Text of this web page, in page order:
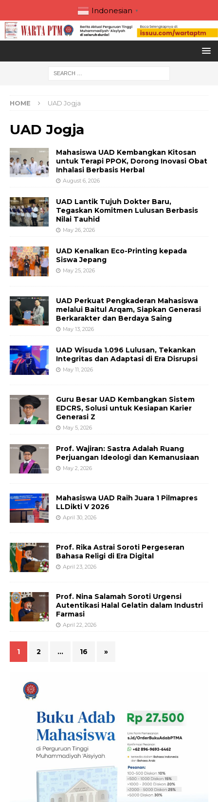
Indonesian ▼
HOME UAD Jogja
UAD Jogja
Mahasiswa UAD Kembangkan Kitosan
untuk Terapi PPOK, Dorong Inovasi Obat
Inhalasi Berbasis Herbal
August 6, 2026
UAD Lantik Tujuh Dokter Baru,
Tegaskan Komitmen Lulusan Berbasis
Nilai Tauhid
May 26, 2026
UAD Kenalkan Eco-Printing kepada
Siswa Jepang
May 25, 2026
UAD Perkuat Pengkaderan Mahasiswa
melalui Baitul Arqam, Siapkan Generasi
Berkarakter dan Berdaya Saing
May 13, 2026
UAD Wisuda 1.096 Lulusan, Tekankan
Integritas dan Adaptasi di Era Disrupsi
May 11, 2026
Guru Besar UAD Kembangkan Sistem
EDCRS, Solusi untuk Kesiapan Karier
Generasi Z
May 5, 2026
Prof. Wajiran: Sastra Adalah Ruang
Perjuangan Ideologi dan Kemanusiaan
May 2, 2026
Mahasiswa UAD Raih Juara 1 Pilmapres
LLDikti V 2026
April 30, 2026
Prof. Rika Astrai Soroti Pergeseran
Bahasa Religi di Era Digital
April 23, 2026
Prof. Nina Salamah Soroti Urgensi
Autentikasi Halal Gelatin dalam Industri
Farmasi
April 22, 2026
1 2 … 16 »